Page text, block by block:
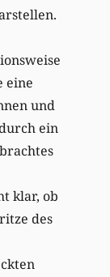
eine
und
ein
klar, ob
des